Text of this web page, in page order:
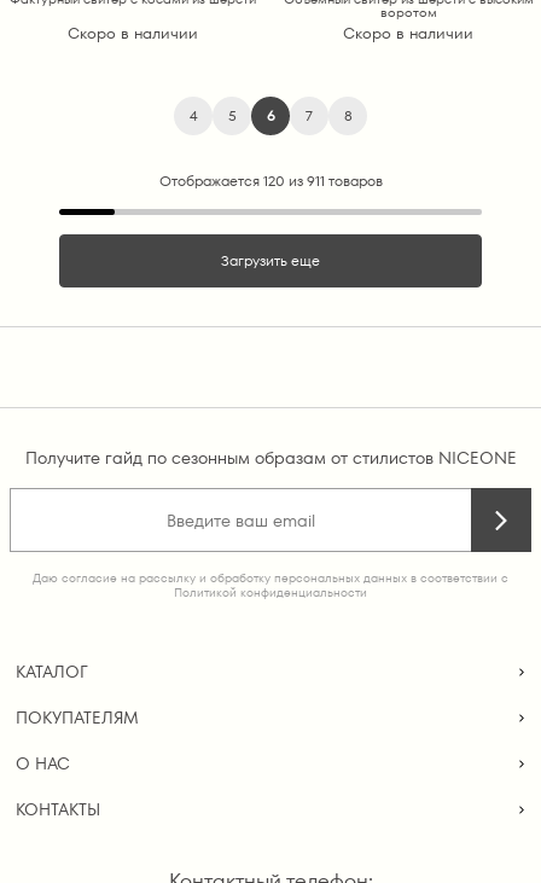
Скоро в наличии
воротом
Скоро в наличии
4 5 6 7 8
Отображается 120 из 911 товаров
Загрузить еще
Получите гайд по сезонным образам от стилистов NICEONE
Даю согласие на рассылку и обработку персональных данных в соответствии с
Политикой конфиденциальности
КАТАЛОГ
ПОКУПАТЕЛЯМ
О НАС
КОНТАКТЫ